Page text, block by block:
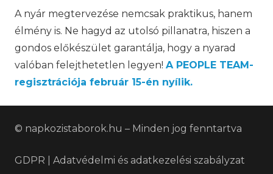
A nyár megtervezése nemcsak praktikus, hanem
élmény is. Ne hagyd az utolsó pillanatra, hiszen a
gondos előkészület garantálja, hogy a nyarad
valóban felejthetetlen legyen! A PEOPLE TEAM-
regisztrációja február 15-én nyílik.
© napkozistaborok.hu – Minden jog fenntartva
GDPR | Adatvédelmi és adatkezelési szabályzat